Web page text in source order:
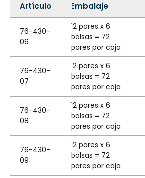
Artículo Embalaje
76-430-
06
12 pares x 6
bolsas = 72
pares por caja
76-430-
07
12 pares x 6
bolsas = 72
pares por caja
76-430-
08
12 pares x 6
bolsas = 72
pares por caja
76-430-
09
12 pares x 6
bolsas = 72
pares por caja